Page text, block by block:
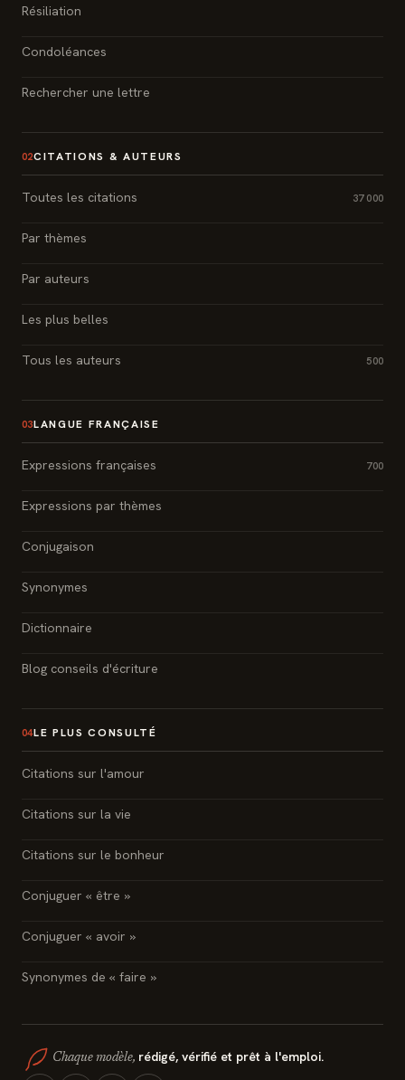
Résiliation
Condoléances
Rechercher une lettre
02CITATIONS & AUTEURS
Toutes les citations 37 000
Par thèmes
Par auteurs
Les plus belles
Tous les auteurs 500
03LANGUE FRANÇAISE
Expressions françaises 700
Expressions par thèmes
Conjugaison
Synonymes
Dictionnaire
Blog conseils d'écriture
04LE PLUS CONSULTÉ
Citations sur l'amour
Citations sur la vie
Citations sur le bonheur
Conjuguer « être »
Conjuguer « avoir »
Synonymes de « faire »
Chaque modèle, rédigé, vérifié et prêt à l'emploi.